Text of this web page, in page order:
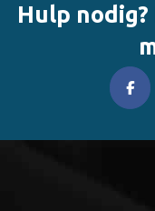
Hulp